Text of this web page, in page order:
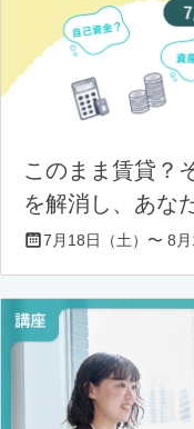
このまま賃貸？
を解消し、あな
7月18日（土）〜 8